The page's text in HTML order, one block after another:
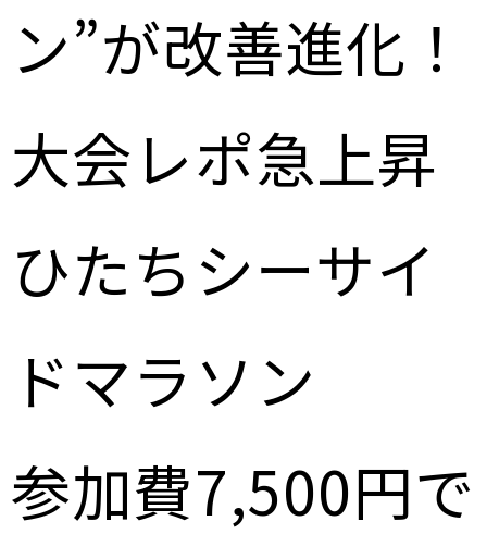
ン”が改善進化！
大会レポ急上昇
ひたちシーサイ
ドマラソン
参加費7,500円で